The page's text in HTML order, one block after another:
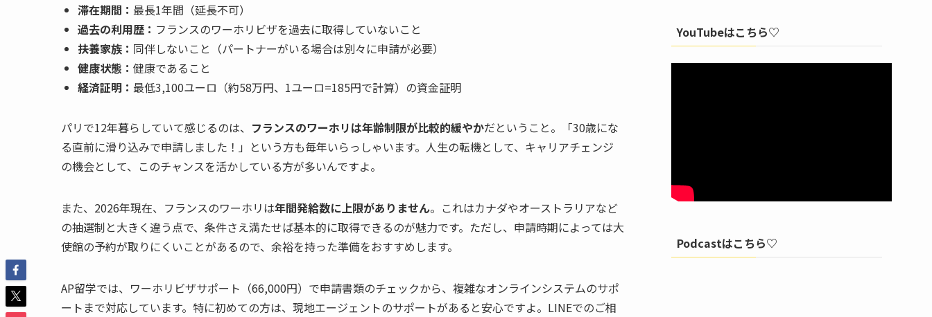
滞在期間： 最長1年間（延長不可）
過去の利用歴： フランスのワーホリビザを過去に取得していないこと
扶養家族： 同伴しないこと（パートナーがいる場合は別々に申請が必要）
健康状態： 健康であること
経済証明： 最低3,100ユーロ（約58万円、1ユーロ=185円で計算）の資金証明
パリで12年暮らしていて感じるのは、 フランスのワーホリは年齢制限が比較的緩やかだということ。「30歳にな
る直前に滑り込みで申請しました！」という方も毎年いらっしゃいます。人生の転機として、キャリアチェンジ
の機会として、このチャンスを活かしている方が多いんですよ。
また、2026年現在、フランスのワーホリは年間発給数に上限がありません。これはカナダやオーストラリアなど
の抽選制と大きく違う点で、条件さえ満たせば基本的に取得できるのが魅力です。ただし、申請時期によっては大
使館の予約が取りにくいことがあるので、余裕を持った準備をおすすめします。
AP留学では、ワーホリビザサポート（66,000円）で申請書類のチェックから、複雑なオンラインシステムのサポ
ートまで対応しています。特に初めての方は、現地エージェントのサポートがあると安心ですよ。LINEでのご相
YouTubeはこちら♡
Podcastはこちら♡